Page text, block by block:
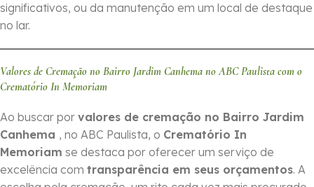
significativos, ou da manutenção em um local de destaque
no lar.
Valores de Cremação no Bairro Jardim Canhema no ABC Paulista com o
Crematório In Memoriam
Ao buscar por valores de cremação no Bairro Jardim
Canhema , no ABC Paulista, o Crematório In
Memoriam se destaca por oferecer um serviço de
excelência com transparência em seus orçamentos. A